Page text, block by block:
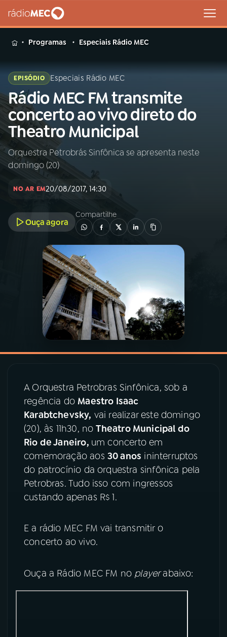
MENU
Buscar
na
Rádio
MEC
Buscar
Início AO VIVO
INÍCIO
A RÁDIO
PROGRAMAÇÃO
PROGRAMAS
PODCASTS
06VIDEOCASTS
07ÚLTIMAS
08PRÊMIO RÁDIO MEC
ACOMPANHE A RÁDIO MEC
YouTube
Instagram
TikTok
Programas Especiais Rádio MEC
EPISÓDIO Especiais Rádio MEC
Rádio MEC FM transmite
concerto ao vivo direto do
Theatro Municipal
Orquestra Petrobrás Sinfônica se apresenta neste
domingo (20)
NO AR EM20/08/2017, 14:30
Ouça agora
Compartilhe
A Orquestra Petrobras Sinfônica, sob a
regência do Maestro Isaac
Karabtchevsky, vai realizar este domingo
(20), às 11h30, noTheatro Municipal do
Rio de Janeiro, um concerto em
comemoração aos 30 anos ininterruptos
do patrocínio da orquestra sinfônica pela
Petrobras. Tudo isso com ingressos
custando apenas R$ 1.
E a rádio MEC FM vai transmitir o
concerto ao vivo.
Ouça a Rádio MEC FM no playerabaixo: